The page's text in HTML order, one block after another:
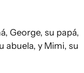
George, su papá,
abuela, y Mimi, su